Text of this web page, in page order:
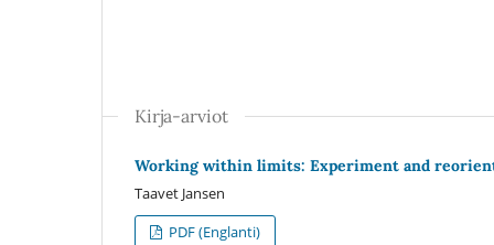
Kirja-arviot
Working within limits: Experiment and
Taavet Jansen
PDF (Englanti)